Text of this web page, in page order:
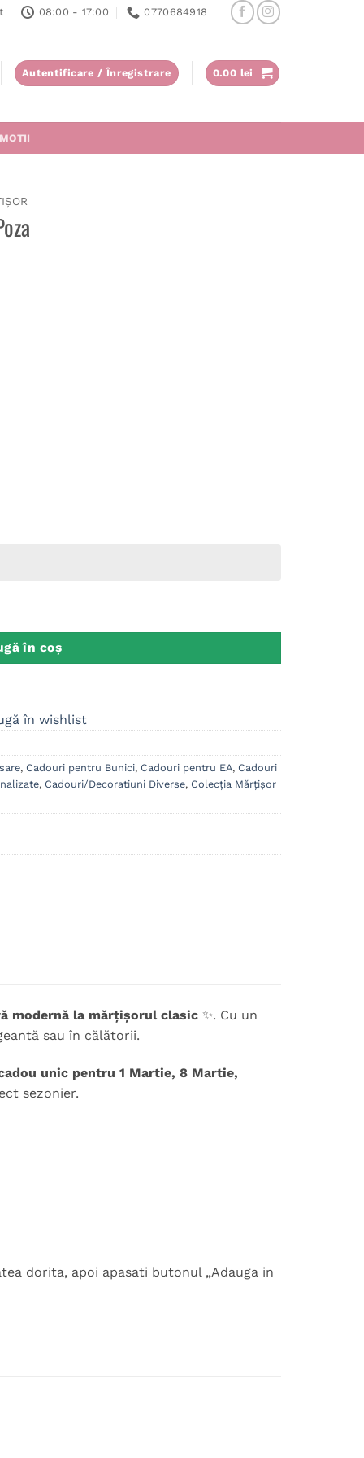
08:00 - 17:00 0770684918
Autentificare / Înregistrare 0.00 lei
în coș
în wishlist
, Cadouri pentru Bunici, Cadouri pentru EA, Cadouri
, Cadouri/Decoratiuni Diverse, Colecția Mărțișor
modernă la mărțișorul clasic ✨. Cu un
sau în călătorii.
unic pentru 1 Martie, 8 Martie,
sezonier.
dorita, apoi apasati butonul „Adauga in